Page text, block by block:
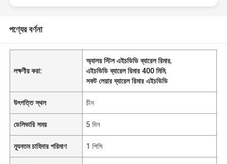
পণ্যের বর্ণনা
লক্ষণীয় করা:
অ্যালয় স্টিল এইচডিডি ব্যারেল রিমার,
এইচডিডি ব্যারেল রিমার 400 মিমি,
সফট লেয়ার ব্যারেল রিমার এইচডিডি
উৎপত্তি স্থল চীন
ডেলিভারি সময় 5 দিন
ন্যূনতম চাহিদার পরিমাণ 1 পিসি